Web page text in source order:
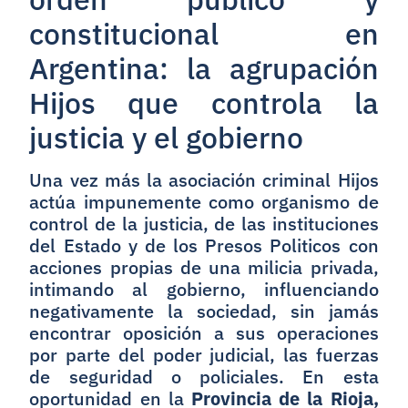
constitucional en
Argentina: la agrupación
Hijos que controla la
justicia y el gobierno
Una vez más la asociación criminal Hijos
actúa impunemente como organismo de
control de la justicia, de las instituciones
del Estado y de los Presos Politicos con
acciones propias de una milicia privada,
intimando al gobierno, influenciando
negativamente la sociedad, sin jamás
encontrar oposición a sus operaciones
por parte del poder judicial, las fuerzas
de seguridad o policiales. En esta
oportunidad en la Provincia de la Rioja,